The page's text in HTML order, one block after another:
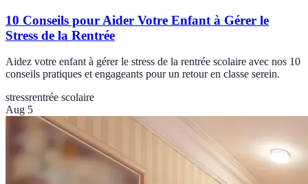
10 Conseils pour Aider Votre Enfant à Gérer le
Stress de la Rentrée
Aidez votre enfant à gérer le stress de la rentrée scolaire avec nos 10
conseils pratiques et engageants pour un retour en classe serein.
stressrentrée scolaire
Aug 5